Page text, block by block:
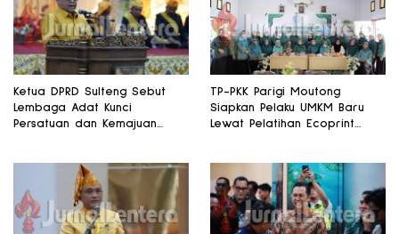
Ketua DPRD Sulteng Sebut
Lembaga Adat Kunci
Persatuan dan Kemajuan
TP-PKK Parigi Moutong
Siapkan Pelaku UMKM Baru
Lewat Pelatihan Ecoprint